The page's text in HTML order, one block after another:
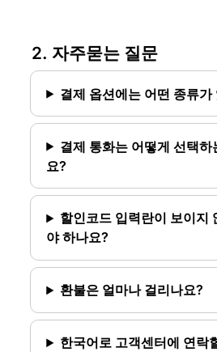
2. 자주묻는 질문
결제 옵션에는 어떤 종류가
결제 통화는 어떻게 선택
요?
할인코드 입력란이 보이지
야 하나요?
환불은 얼마나 걸리나요?
한국어로 고객센터에 연락